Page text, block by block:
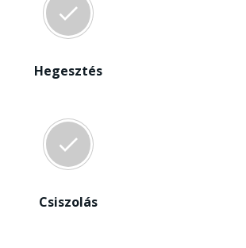
Hegesztés
Csiszolás